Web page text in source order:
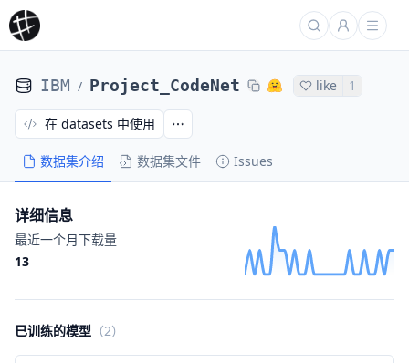
IBM / Project_CodeNet like 1
数据集介绍 数据集文件 Issues
在 datasets 中使用
详细信息
最近一个月下载量
13
已训练的模型 （2）